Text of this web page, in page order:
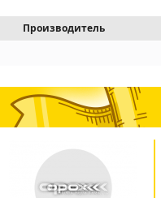
Производитель